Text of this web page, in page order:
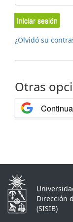
Iniciar sesión
¿Olvidó su
Otras
Dirección
(SISIB)